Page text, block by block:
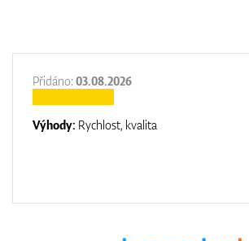
Přidáno: 03.08.2026
Výhody: Rychlost, kvalita